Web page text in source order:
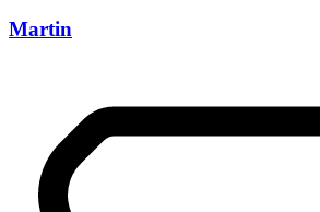
Martin